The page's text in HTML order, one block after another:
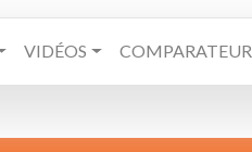
VIDÉOS COMPARATEUR